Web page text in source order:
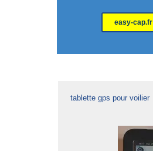
easy-cap.fr
tablette gps pour voilier